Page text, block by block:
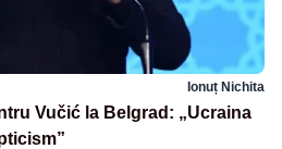
Ionuț Nichita
Vučić la Belgrad: „Ucraina